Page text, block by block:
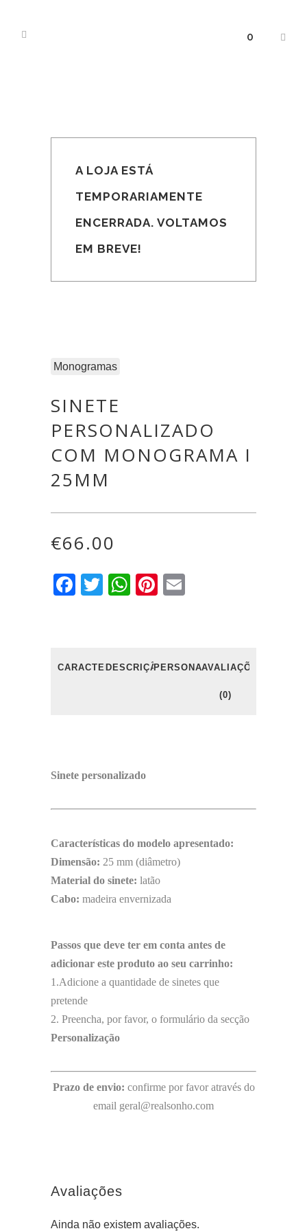
0
A LOJA ESTÁ
TEMPORARIAMENTE
ENCERRADA. VOLTAMOS
EM BREVE!
Monogramas
SINETE
PERSONALIZADO
COM MONOGRAMA I
25MM
€66.00
Facebook
TwitterWhatsApp
Pinterest
CARACTERÍSTICAS
DESCRIÇÃOPERSONALIZAÇÃO
AVALIAÇÕES
(0)
Sinete personalizado
Características do modelo apresentado:
Dimensão: 25 mm (diâmetro)
Material do sinete: latão
Cabo: madeira envernizada
Passos que deve ter em conta antes de
adicionar este produto ao seu carrinho:
1.Adicione a quantidade de sinetes que
pretende
2. Preencha, por favor, o formulário da secção
Personalização
Prazo de envio: confirme por favor através do
email geral@realsonho.com
Avaliações
Ainda não existem avaliações.